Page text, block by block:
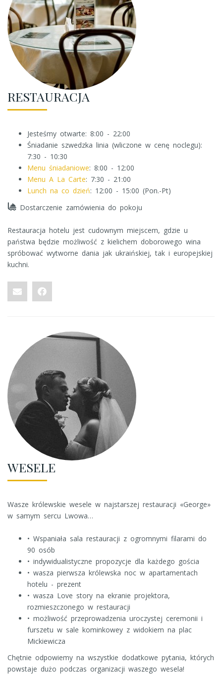
RESTAURACJA
Jesteśmy otwarte: 8:00 - 22:00
Śniadanie szwedzka linia (wliczone w cenę noclegu):
7:30 - 10:30
Menu śniadaniowe: 8:00 - 12:00
Menu A La Carte: 7:30 - 21:00
Lunch na co dzień: 12:00 - 15:00 (Pon.-Pt)
Dostarczenie zamówienia do pokoju
Restauracja hotelu jest cudownym miejscem, gdzie u
państwa będzie możliwość z kielichem doborowego wina
spróbować wytworne dania jak ukraińskiej, tak i europejskiej
kuchni.
WESELE
Wasze królewskie wesele w najstarszej restauracji «George»
w samym sercu Lwowa…
• Wspaniała sala restauracji z ogromnymi filarami do
90 osób
• indywidualistyczne propozycje dla każdego gościa
• wasza pierwsza królewska noc w apartamentach
hotelu - prezent
• wasza Love story na ekranie projektora,
rozmieszczonego w restauracji
• możliwość przeprowadzenia uroczystej ceremonii i
furszetu w sale kominkowey z widokiem na plac
Mickiewicza
Chętnie odpowiemy na wszystkie dodatkowe pytania, których
powstaje dużo podczas organizacji waszego wesela!